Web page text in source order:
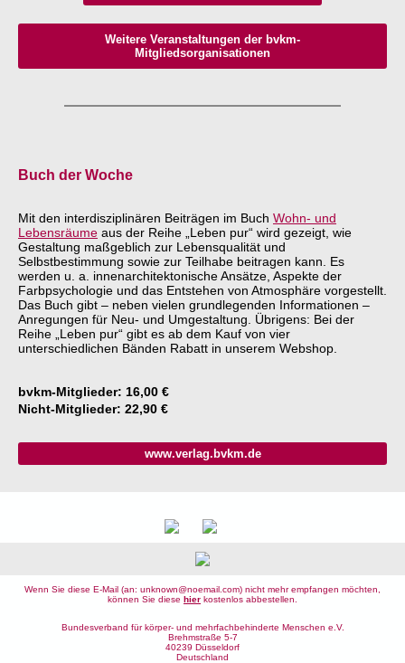
Weitere Veranstaltungen der bvkm-
Mitgliedsorganisationen
Buch der Woche
Mit den interdisziplinären Beiträgen im Buch Wohn- und
Lebensräume aus der Reihe „Leben pur“ wird gezeigt, wie
Gestaltung maßgeblich zur Lebensqualität und
Selbstbestimmung sowie zur Teilhabe beitragen kann. Es
werden u. a. innenarchitektonische Ansätze, Aspekte der
Farbpsychologie und das Entstehen von Atmosphäre vorgestellt.
Das Buch gibt – neben vielen grundlegenden Informationen –
Anregungen für Neu- und Umgestaltung. Übrigens: Bei der
Reihe „Leben pur“ gibt es ab dem Kauf von vier
unterschiedlichen Bänden Rabatt in unserem Webshop.
bvkm-Mitglieder: 16,00 €
Nicht-Mitglieder: 22,90 €
www.verlag.bvkm.de
Wenn Sie diese E-Mail (an: unknown@noemail.com) nicht mehr empfangen möchten,
können Sie diese hier kostenlos abbestellen.
Bundesverband für körper- und mehrfachbehinderte Menschen e.V.
Brehmstraße 5-7
40239 Düsseldorf
Deutschland